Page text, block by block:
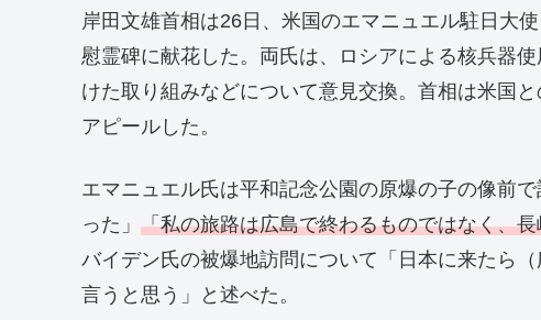
岸田文雄首相は26日、米国のエマニュエル駐日大使
慰霊碑に献花した。両氏は、ロシアによる核兵器
けた取り組みなどについて意見交換。首相は米国
アピールした。
エマニュエル氏は平和記念公園の原爆の子の像前
った」 「私の旅路は広島で終わるものではなく、
バイデン氏の被爆地訪問について「日本に来たら
言うと思う」と述べた。